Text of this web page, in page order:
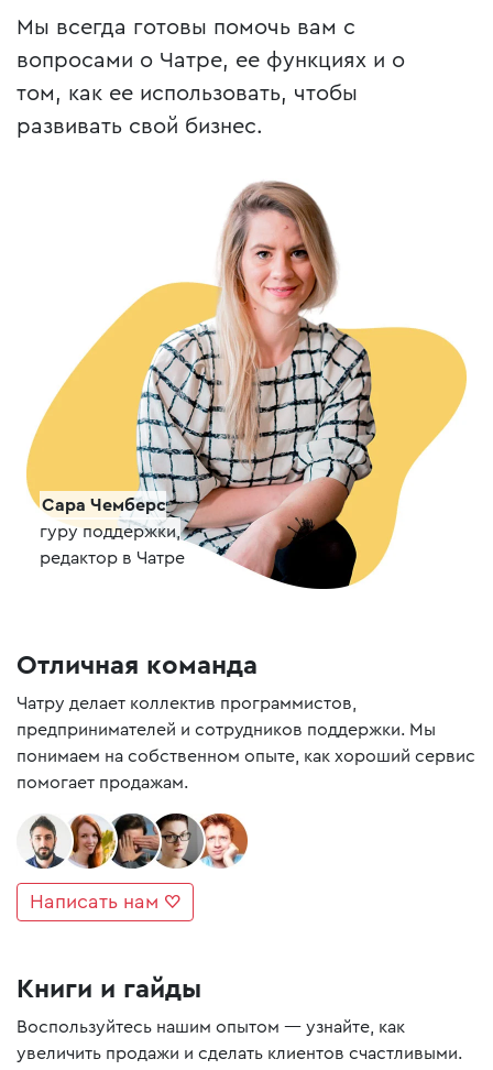
Мы всегда готовы помочь вам с
вопросами о Чатре, ее функциях и о
том, как ее использовать, чтобы
развивать свой бизнес.
Сара Чемберс
гуру поддержки,
редактор в Чатре
Отличная команда
Чатру делает коллектив программистов,
предпринимателей и сотрудников поддержки. Мы
понимаем на собственном опыте, как хороший сервис
помогает продажам.
Написать нам ♡
Книги и гайды
Воспользуйтесь нашим опытом — узнайте, как
увеличить продажи и сделать клиентов счастливыми.